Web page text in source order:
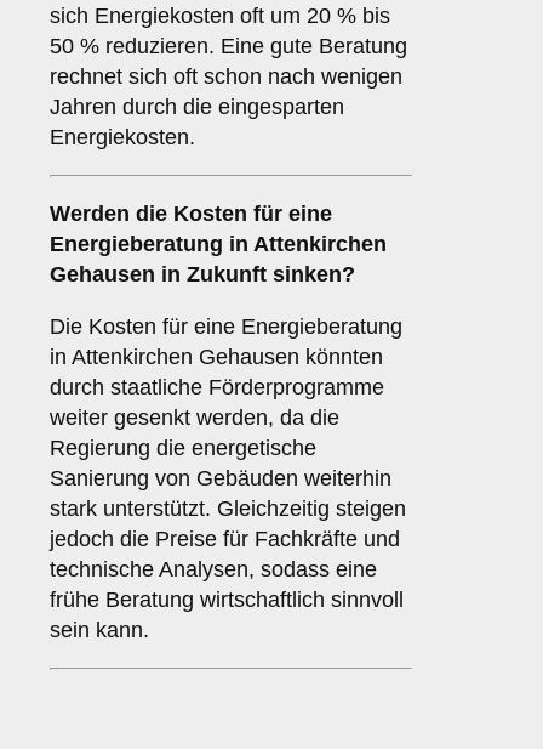
sich Energiekosten oft um 20 % bis
50 % reduzieren. Eine gute Beratung
rechnet sich oft schon nach wenigen
Jahren durch die eingesparten
Energiekosten.
Werden die Kosten für eine
Energieberatung in Attenkirchen
Gehausen in Zukunft sinken?
Die Kosten für eine Energieberatung
in Attenkirchen Gehausen könnten
durch staatliche Förderprogramme
weiter gesenkt werden, da die
Regierung die energetische
Sanierung von Gebäuden weiterhin
stark unterstützt. Gleichzeitig steigen
jedoch die Preise für Fachkräfte und
technische Analysen, sodass eine
frühe Beratung wirtschaftlich sinnvoll
sein kann.